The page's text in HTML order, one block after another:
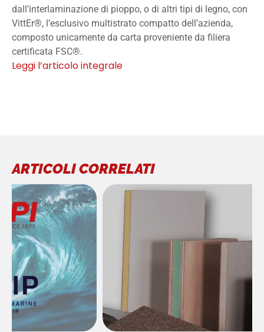
dall’interlaminazione di pioppo, o di altri tipi di legno, con
VittEr®, l’esclusivo multistrato compatto dell’azienda,
composto unicamente da carta proveniente da filiera
certificata FSC®.
Leggi l’articolo integrale
ARTICOLI CORRELATI